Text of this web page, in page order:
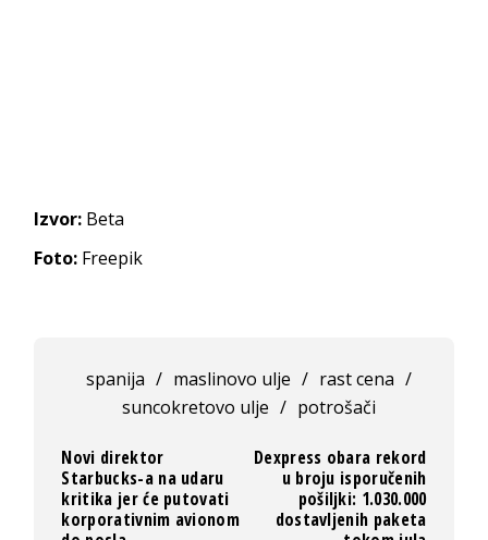
Izvor: Beta
Foto: Freepik
spanija / maslinovo ulje / rast cena /
suncokretovo ulje / potrošači
Novi direktor
Starbucks-a na udaru
kritika jer će putovati
korporativnim avionom
Dexpress obara rekord
u broju isporučenih
pošiljki: 1.030.000
dostavljenih paketa